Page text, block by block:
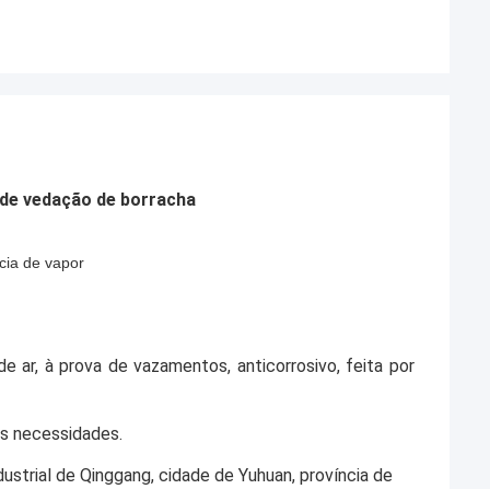
vedação de borracha
de vapor
ar, à prova de vazamentos, anticorrosivo, feita por
necessidades.
de Qinggang, cidade de Yuhuan, província de